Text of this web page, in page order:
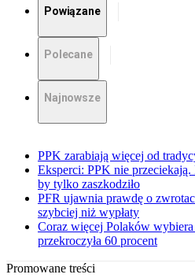
Powiązane
Polecane
Najnowsze
PPK zarabiają więcej od
Eksperci: PPK nie
by tylko zaszkodziło
PFR ujawnia prawdę o
szybciej niż wypłaty
Coraz więcej Polaków
przekroczyła 60 procent
Promowane treści